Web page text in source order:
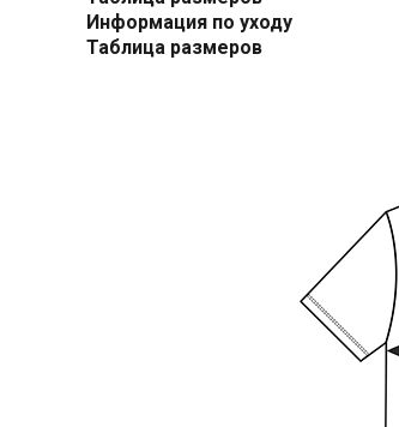
Информация по уходу
Таблица размеров